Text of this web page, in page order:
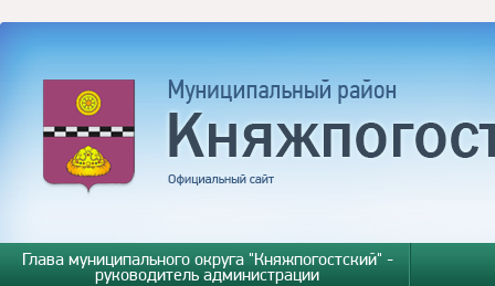
Глава муниципального округа "Княжпогостский" -
руководитель администрации